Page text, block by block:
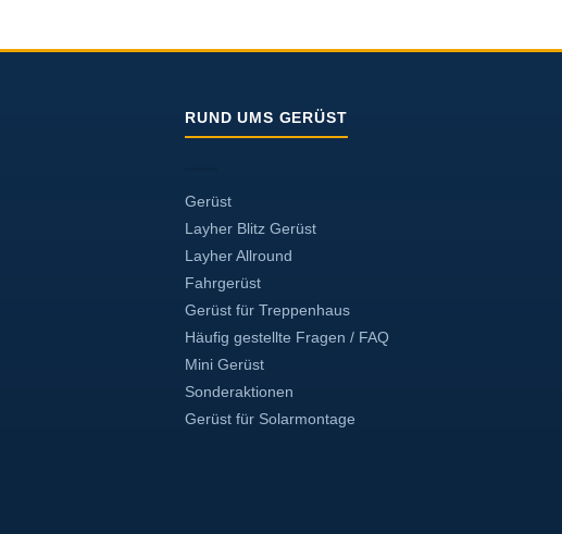
RUND UMS GERÜST
Gerüst
Layher Blitz Gerüst
Layher Allround
Fahrgerüst
Gerüst für Treppenhaus
Häufig gestellte Fragen / FAQ
Mini Gerüst
Sonderaktionen
Gerüst für Solarmontage